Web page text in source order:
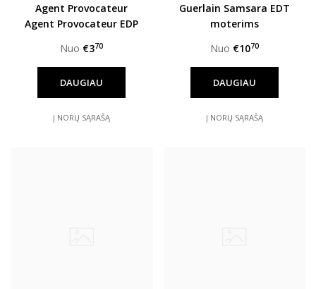
Agent Provocateur
Agent Provocateur EDP
Nuo €370
DAUGIAU
Į NORŲ SĄRAŠĄ
Guerlain Samsara EDT
moterims
Nuo €1070
DAUGIAU
Į NORŲ SĄRAŠĄ